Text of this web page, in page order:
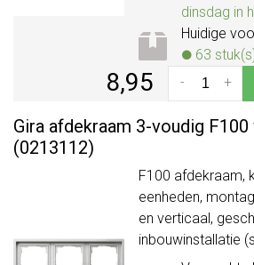
dinsdag in
Huidige
63
8,95 +
-
Gira afdekraam 3-voudig
(0213112)
F100 afdekraam,
eenheden,
en verticaal,
inbouwinstallatie